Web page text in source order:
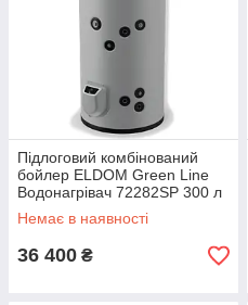
Підлоговий комбінований
бойлер ELDOM Green Line
Водонагрівач 72282SP 300 л
3 кВт
Немає в наявності
36 400 ₴